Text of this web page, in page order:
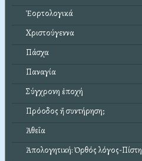
Ἑορτολογικά
Χριστούγεννα
Πάσχα
Παναγία
Σύγχρονη ἐποχή
Πρόοδος ἤ συντήρηση;
Ἀθεΐα
Ἀπολογητική: Ὀρθός λόγος-Πίστη